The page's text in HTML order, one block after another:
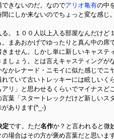
きないのだ。なのでアリオ亀有の中
にしか来ないのでちょっと変な感じ
。１００人以上入る部屋なんだけど
まあおかげでゆったりと真ん中の席
ません。しかし単に新しいキャステ
しょう。とは言えキャスティングが
かレナード・ニモイに似た感じでニ
ていて古いトレッキーには眩しいく
リ」と思わせるくらいでマイナスど
葉「スタートレックだけど新しいス
あります(^_-)
定です。ただ名作か？と言われると微
場合はその方が褒め言葉だと思いま